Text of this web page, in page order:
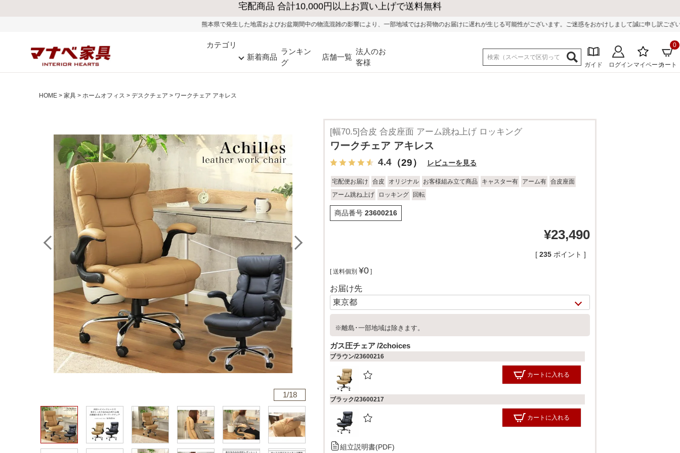
大型家具の送料・設置無料（※当社エリア）
熊本県で発生した地震およびお盆期間中の物流混雑の影響により、一部地域ではお荷物のお届けに遅れが生じる可能性がございます。ご迷惑をおかけしまして誠に申し訳ございません。
カテゴリ
新着商品
ランキン
グ
店舗一覧
法人のお
客様
ガイド ログイン マイページカート
0
HOME 家具 ホームオフィス デスクチェア ワークチェア アキレス
1/18 2/18
[幅70.5]合皮 合皮座面 アーム跳ね上げ ロッキング
ワークチェア アキレス
4.4 （29） レビューを見る
宅配便お届け 合皮 オリジナル お客様組み立て商品 キャスター有 アーム有 合皮座面
アーム跳ね上げ
ロッキング 回転
商品番号 23600216
¥23,490
[ 235 ポイント ]
送料個別 ¥0
お届け先
※離島･一部地域は除きます。
ガス圧チェア 2choices
ブラウン/23600216
カートに入れる
ブラック/23600217
カートに入れる
組立説明書(PDF)